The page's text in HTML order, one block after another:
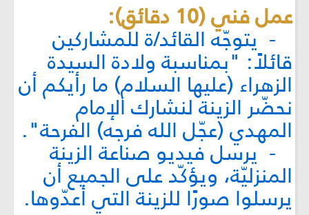
عمل فني (10 دقائق):
- يتوجّه القائد/ة للمشاركين
قائلاً: "بمناسبة ولادة السيدة
الزهراء (عليها السلام) ما رأيكم أن
نحضّر الزينة لنشارك الإمام
المهدي (عجّل الله فرجه) الفرحة".
- يرسل فيديو صناعة الزينة
المنزليّة، ويؤكّد على الجميع أن
يرسلوا صورًا للزينة التي أعدّوها.